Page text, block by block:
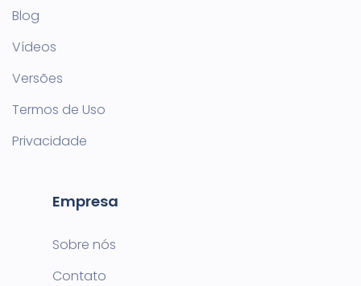
Blog
Vídeos
Versões
Termos de Uso
Privacidade
Empresa
Sobre nós
Contato